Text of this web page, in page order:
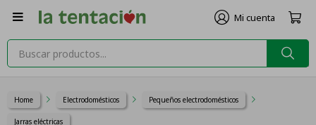

Home Electrodomésticos Pequeños electrodomésticos
Jarras eléctricas